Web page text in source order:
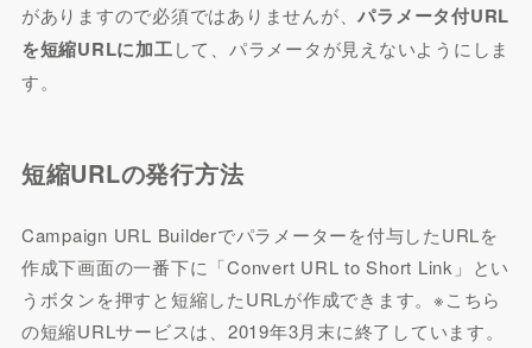
がありますので必須ではありませんが、パラメータ付URL
を短縮URLに加工して、パラメータが見えないようにしま
す。
短縮URLの発行方法
Campaign URL Builderでパラメーターを付与したURLを
作成下画面の一番下に「Convert URL to Short Link」とい
うボタンを押すと短縮したURLが作成できます。※こちら
の短縮URLサービスは、2019年3月末に終了しています。